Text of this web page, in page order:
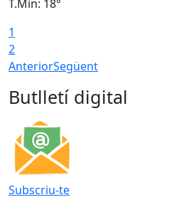
T.Min: 18°
1
2
AnteriorSegüent
Butlletí digital
Subscriu-te